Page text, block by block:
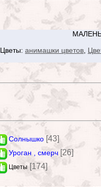
Цветы: анимашки цветов
Солнышко [43]
Уроган , смерч [26]
Цветы [174]